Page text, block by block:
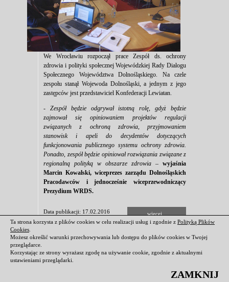
We Wrocławiu rozpoczął prace Zespół ds. ochrony
zdrowia i polityki społecznej Wojewódzkiej Rady Dialogu
Społecznego Województwa Dolnośląskiego. Na czele
zespołu stanął Wojewoda Dolnośląski, a jednym z jego
zastępców jest przedstawiciel Konfederacji Lewiatan.
- Zespół będzie odgrywał istotną rolę, gdyż będzie
zajmował się opiniowaniem projektów regulacji
związanych z ochroną zdrowia, przyjmowaniem
stanowisk i apeli do decydentów dotyczących
funkcjonowania publicznego systemu ochrony zdrowia.
Ponadto, zespół będzie opiniował rozwiązania związane z
regionalną polityką w obszarze zdrowia – wyjaśnia
Marcin Kowalski, wiceprezes zarządu Dolnośląskich
Pracodawców i jednocześnie wiceprzewodniczący
Prezydium WRDS.
Data publikacji: 17.02.2016 więcej...
« 1 2 3 ... 63 64 65 »
Ta strona korzysta z plików cookies w celu realizacji usług i zgodnie z Polityką Plików
Cookies
Możesz określić warunki przechowywania lub dostępu do plików cookies w Twojej
przeglądarce.
Korzystając ze strony wyrażasz zgodę na używanie cookie, zgodnie z aktualnymi
ustawieniami przeglądarki.
ZAMKNIJ